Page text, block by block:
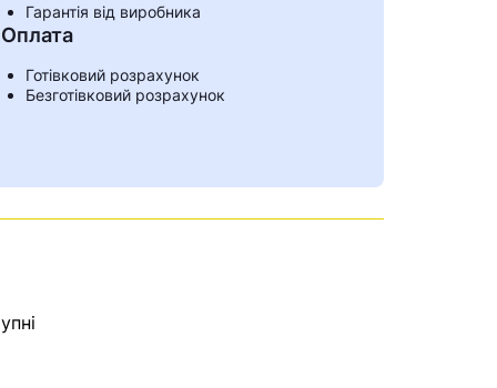
Гарантія від виробника
Оплата
Готівковий розрахунок
Безготівковий розрахунок